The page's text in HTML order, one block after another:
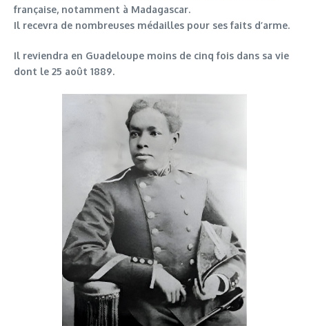
française, notamment à Madagascar.
Il recevra de nombreuses médailles pour ses faits d’arme.
Il reviendra en Guadeloupe moins de cinq fois dans sa vie
dont le 25 août 1889.